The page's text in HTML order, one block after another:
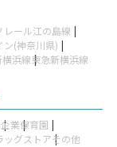
レール江の島線
ン(神奈川県)
浜線東急新横浜線
企業保育園
ッグストアその他